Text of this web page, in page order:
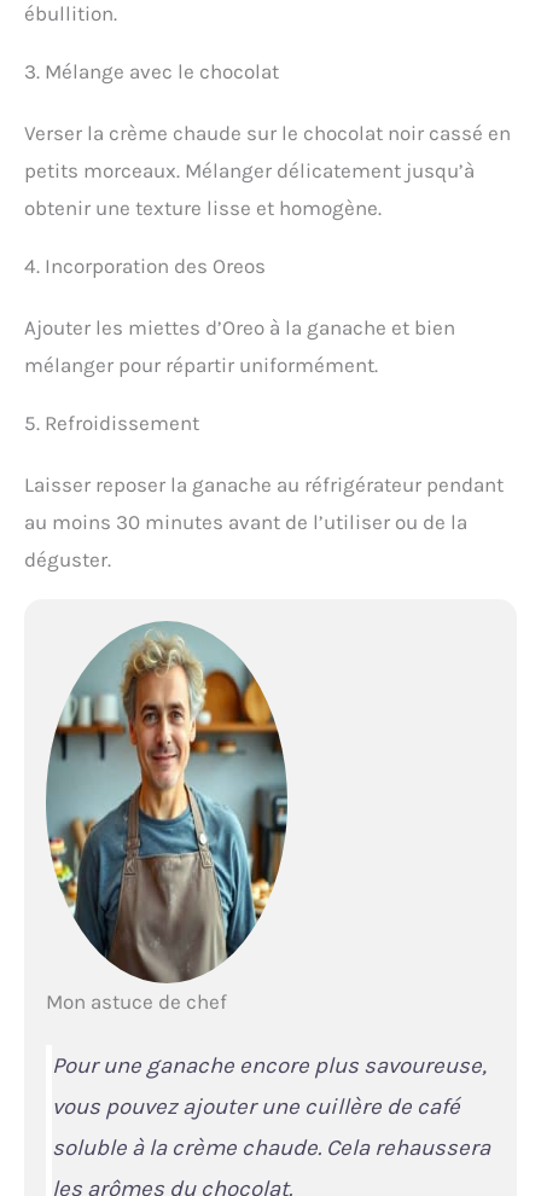
ébullition.
3. Mélange avec le chocolat
Verser la crème chaude sur le chocolat noir cassé en
petits morceaux. Mélanger délicatement jusqu’à
obtenir une texture lisse et homogène.
4. Incorporation des Oreos
Ajouter les miettes d’Oreo à la ganache et bien
mélanger pour répartir uniformément.
5. Refroidissement
Laisser reposer la ganache au réfrigérateur pendant
au moins 30 minutes avant de l’utiliser ou de la
déguster.
Mon astuce de chef
Pour une ganache encore plus savoureuse,
vous pouvez ajouter une cuillère de café
soluble à la crème chaude. Cela rehaussera
les arômes du chocolat.